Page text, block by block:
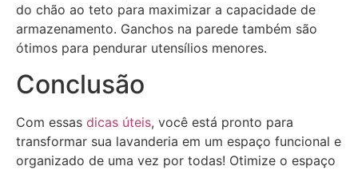
do chão ao teto para maximizar a capacidade de
armazenamento. Ganchos na parede também são
ótimos para pendurar utensílios menores.
Conclusão
Com essas dicas úteis, você está pronto para
transformar sua lavanderia em um espaço funcional e
organizado de uma vez por todas! Otimize o espaço